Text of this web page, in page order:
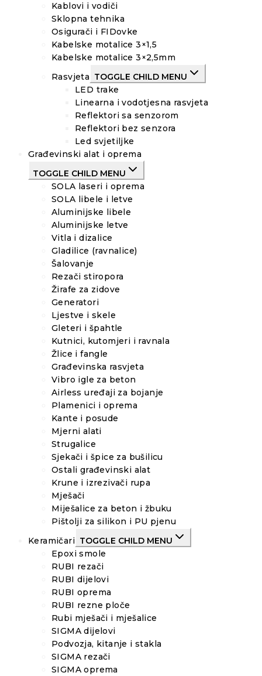
Kablovi i vodiči
Sklopna tehnika
Osigurači i FIDovke
Kabelske motalice 3×1,5
Kabelske motalice 3×2,5mm
Rasvjeta TOGGLE CHILD MENU
LED trake
Linearna i vodotjesna rasvjeta
Reflektori sa senzorom
Reflektori bez senzora
Led svjetiljke
Građevinski alat i oprema
TOGGLE CHILD MENU
SOLA laseri i oprema
SOLA libele i letve
Aluminijske libele
Aluminijske letve
Vitla i dizalice
Gladilice (ravnalice)
Šalovanje
Rezači stiropora
Žirafe za zidove
Generatori
Ljestve i skele
Gleteri i špahtle
Kutnici, kutomjeri i ravnala
Žlice i fangle
Građevinska rasvjeta
Vibro igle za beton
Airless uređaji za bojanje
Plamenici i oprema
Kante i posude
Mjerni alati
Strugalice
Sjekači i špice za bušilicu
Ostali građevinski alat
Krune i izrezivači rupa
Mješači
Miješalice za beton i žbuku
Pištolji za silikon i PU pjenu
Keramičari TOGGLE CHILD MENU
Epoxi smole
RUBI rezači
RUBI dijelovi
RUBI oprema
RUBI rezne ploče
Rubi mješači i mješalice
SIGMA dijelovi
Podvozja, kitanje i stakla
SIGMA rezači
SIGMA oprema